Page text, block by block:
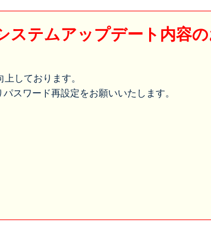
ステムアップデート内容
しております。
スワード再設定をお願いいたします。